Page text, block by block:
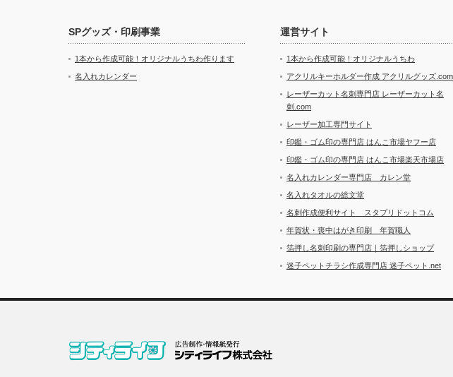
SPグッズ・印刷事業
1本から作成可能！オリジナルうちわ作ります
名入れカレンダー
運営サイト
1本から作成可能！オリジナルうちわ
アクリルキーホルダー作成 アクリルグッズ.com
レーザーカット名刺専門店 レーザーカット名
刺.com
レーザー加工専門サイト
印鑑・ゴム印の専門店 はんこ市場ヤフー店
印鑑・ゴム印の専門店 はんこ市場楽天市場店
名入れカレンダー専門店 カレン堂
名入れタオルの総文堂
名刺作成便利サイト スタプリドットコム
年賀状・喪中はがき印刷 年賀職人
箔押し名刺印刷の専門店｜箔押しショップ
迷子ペットチラシ作成専門店 迷子ペット.net